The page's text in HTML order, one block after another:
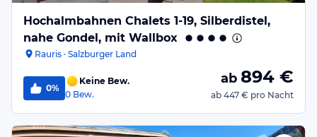
Hochalmbahnen Chalets 1-19, Silberdistel,
nahe Gondel, mit Wallbox
Rauris · Salzburger Land
0%
Keine Bew.
0 Bew.
ab 894 €
ab 447 € pro Nacht